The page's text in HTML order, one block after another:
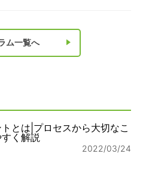
ム一覧へ
とは|プロセスから大切なこ
く解説
2022/03/24